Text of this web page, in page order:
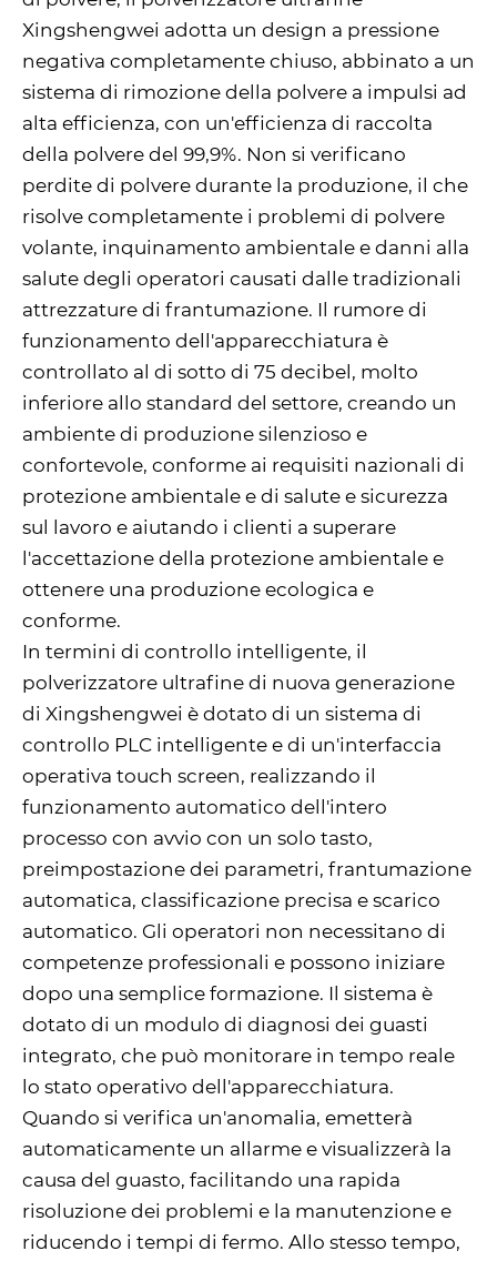
Xingshengwei adotta un design a pressione
negativa completamente chiuso, abbinato a un
sistema di rimozione della polvere a impulsi ad
alta efficienza, con un'efficienza di raccolta
della polvere del 99,9%. Non si verificano
perdite di polvere durante la produzione, il che
risolve completamente i problemi di polvere
volante, inquinamento ambientale e danni alla
salute degli operatori causati dalle tradizionali
attrezzature di frantumazione. Il rumore di
funzionamento dell'apparecchiatura è
controllato al di sotto di 75 decibel, molto
inferiore allo standard del settore, creando un
ambiente di produzione silenzioso e
confortevole, conforme ai requisiti nazionali di
protezione ambientale e di salute e sicurezza
sul lavoro e aiutando i clienti a superare
l'accettazione della protezione ambientale e
ottenere una produzione ecologica e
conforme.
In termini di controllo intelligente, il
polverizzatore ultrafine di nuova generazione
di Xingshengwei è dotato di un sistema di
controllo PLC intelligente e di un'interfaccia
operativa touch screen, realizzando il
funzionamento automatico dell'intero
processo con avvio con un solo tasto,
preimpostazione dei parametri, frantumazione
automatica, classificazione precisa e scarico
automatico. Gli operatori non necessitano di
competenze professionali e possono iniziare
dopo una semplice formazione. Il sistema è
dotato di un modulo di diagnosi dei guasti
integrato, che può monitorare in tempo reale
lo stato operativo dell'apparecchiatura.
Quando si verifica un'anomalia, emetterà
automaticamente un allarme e visualizzerà la
causa del guasto, facilitando una rapida
risoluzione dei problemi e la manutenzione e
riducendo i tempi di fermo. Allo stesso tempo,